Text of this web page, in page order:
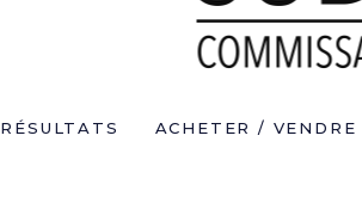
RÉSULTATS ACHETER / VENDRE